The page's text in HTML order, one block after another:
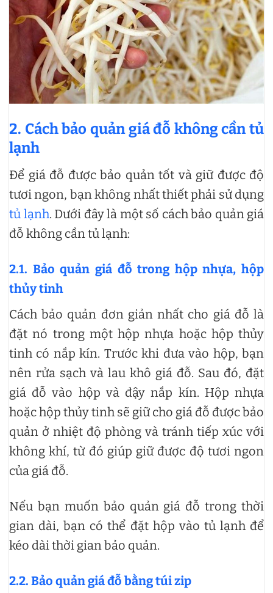
2. Cách bảo quản giá đỗ không cần tủ
lạnh
Để giá đỗ được bảo quản tốt và giữ được độ
tươi ngon, bạn không nhất thiết phải sử dụng
tủ lạnh. Dưới đây là một số cách bảo quản giá
đỗ không cần tủ lạnh:
2.1. Bảo quản giá đỗ trong hộp nhựa, hộp
thủy tinh
Cách bảo quản đơn giản nhất cho giá đỗ là
đặt nó trong một hộp nhựa hoặc hộp thủy
tinh có nắp kín. Trước khi đưa vào hộp, bạn
nên rửa sạch và lau khô giá đỗ. Sau đó, đặt
giá đỗ vào hộp và đậy nắp kín. Hộp nhựa
hoặc hộp thủy tinh sẽ giữ cho giá đỗ được bảo
quản ở nhiệt độ phòng và tránh tiếp xúc với
không khí, từ đó giúp giữ được độ tươi ngon
của giá đỗ.
Nếu bạn muốn bảo quản giá đỗ trong thời
gian dài, bạn có thể đặt hộp vào tủ lạnh để
kéo dài thời gian bảo quản.
2.2. Bảo quản giá đỗ bằng túi zip